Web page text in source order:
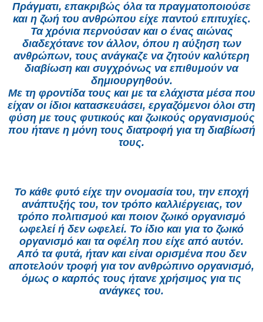
Πράγματι, επακριβώς όλα τα πραγματοποιούσε
και η ζωή του ανθρώπου είχε παντού επιτυχίες.
Τα χρόνια περνούσαν και ο ένας αιώνας
διαδεχότανε τον άλλον, όπου η αύξηση των
ανθρώπων, τους ανάγκαζε να ζητούν καλύτερη
διαβίωση και συγχρόνως να επιθυμούν να
δημιουργηθούν.
Με τη φροντίδα τους και με τα ελάχιστα μέσα που
είχαν οι ίδιοι κατασκευάσει, εργαζόμενοι όλοι στη
φύση με τους φυτικούς και ζωικούς οργανισμούς
που ήτανε η μόνη τους διατροφή για τη διαβίωσή
τους.
Το κάθε φυτό είχε την ονομασία του, την εποχή
ανάπτυξής του, τον τρόπο καλλιέργειας, τον
τρόπο πολιτισμού και ποιον ζωικό οργανισμό
ωφελεί ή δεν ωφελεί. Το ίδιο και για το ζωικό
οργανισμό και τα οφέλη που είχε από αυτόν.
Από τα φυτά, ήταν και είναι ορισμένα που δεν
αποτελούν τροφή για τον ανθρώπινο οργανισμό,
όμως ο καρπός τους ήτανε χρήσιμος για τις
ανάγκες του.